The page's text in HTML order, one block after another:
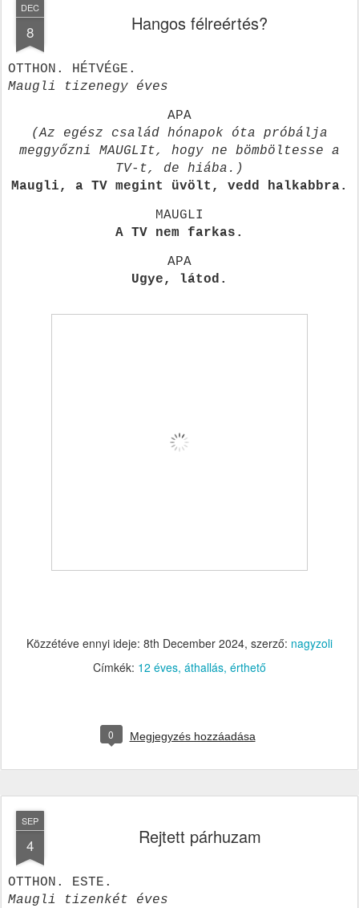
DEC
8 Hangos félreértés?
OTTHON. HÉTVÉGE.
Maugli tizenegy éves
APA
(Az egész család hónapok óta próbálja
meggyőzni MAUGLIt, hogy ne bömböltesse a
TV-t, de hiába.)
Maugli, a TV megint üvölt, vedd halkabbra.
MAUGLI
A TV nem farkas.
APA
Ugye, látod.
Közzétéve ennyi ideje: 8th December 2024, szerző: nagyzoli
Címkék: 12 éves áthallás érthető
0 Megjegyzés hozzáadása
SEP
4 Rejtett párhuzam
OTTHON. ESTE.
Maugli tizenkét éves